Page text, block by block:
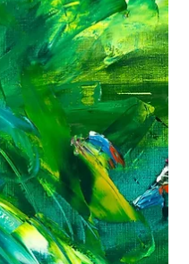
внимания на выставке
Surfaces" («Отражающие
галереей Art Innovation